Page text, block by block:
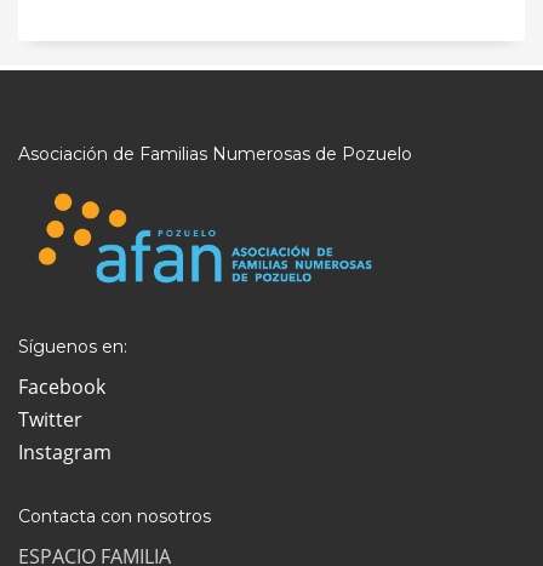
Asociación de Familias Numerosas de Pozuelo
Síguenos en:
Facebook
Twitter
Instagram
Contacta con nosotros
ESPACIO FAMILIA